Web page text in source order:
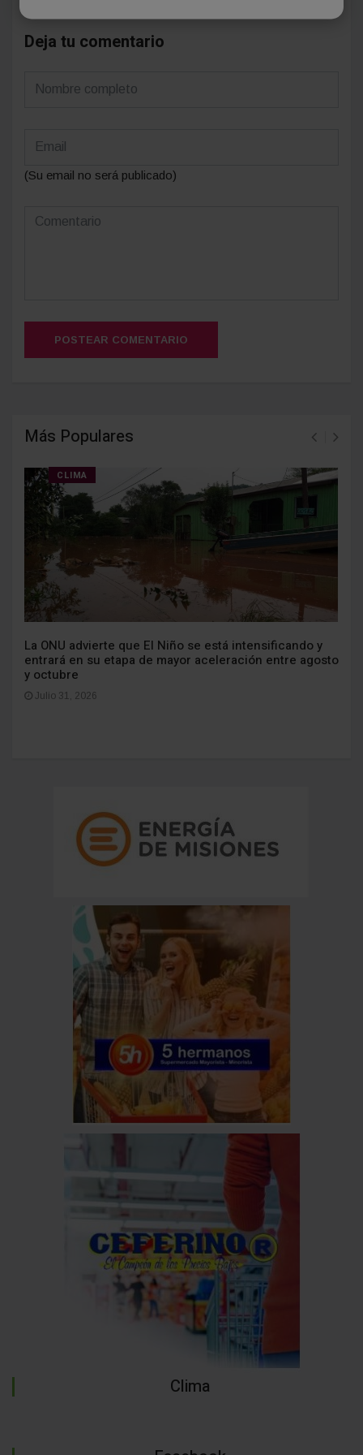
Deja tu comentario
(Su email no será publicado)
POSTEAR COMENTARIO
Más Populares
CLIMA
La ONU advierte que El Niño se está intensificando y
entrará en su etapa de mayor aceleración entre agosto
y octubre
Julio 31, 2026
Clima